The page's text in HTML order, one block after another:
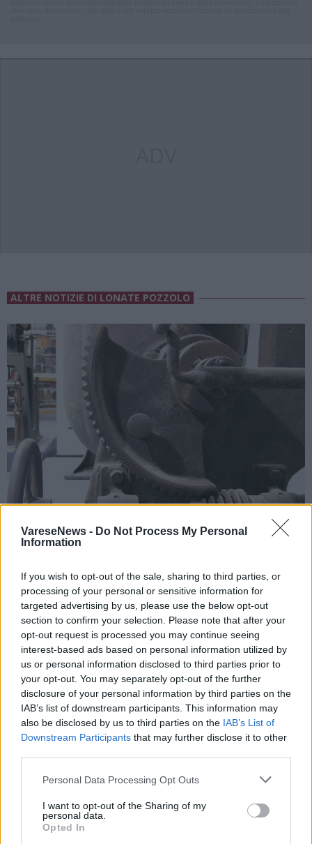
VareseNews - Do Not Process My Personal
Information
If you wish to opt-out of the sale, sharing to third parties, or
processing of your personal or sensitive information for
targeted advertising by us, please use the below opt-out
section to confirm your selection. Please note that after your
opt-out request is processed you may continue seeing
interest-based ads based on personal information utilized by
us or personal information disclosed to third parties prior to
your opt-out. You may separately opt-out of the further
disclosure of your personal information by third parties on the
IAB’s list of downstream participants. This information may
also be disclosed by us to third parties on the IAB’s List of
Downstream Participants that may further disclose it to other
Personal Data Processing Opt Outs
I want to opt-out of the Sharing of my
personal data.
Opted In
ALTRE NOTIZIE DI LONATE POZZOLO
ECONOMIA
Regione finanzia quattro archivi e musei
d’impresa del Varesotto